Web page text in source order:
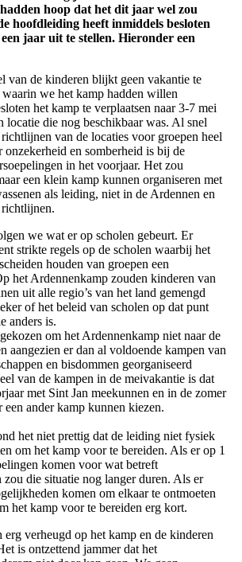
hoop dat het dit jaar wel zou
hoofdleiding heeft inmiddels besloten
jaar uit te stellen. Hieronder een
van de kinderen blijkt geen vakantie te
we het kamp hadden willen
het kamp te verplaatsen naar 3-7 mei
locatie die nog beschikbaar was. Al snel
van de locaties voor groepen heel
onzekerheid en somberheid is bij de
in het voorjaar. Het zou
een klein kamp kunnen organiseren met
als leiding, niet in de Ardennen en
richtlijnen.
we wat er op scholen gebeurt. Er
strikte regels op de scholen waarbij het
houden van groepen een
het Ardennenkamp zouden kinderen van
uit alle regio’s van het land gemengd
of het beleid van scholen op dat punt
anders is.
om het Ardennenkamp niet naar de
aangezien er dan al voldoende kampen van
en bisdommen georganiseerd
van de kampen in de meivakantie is dat
met Sint Jan meekunnen en in de zomer
ander kamp kunnen kiezen.
het niet prettig dat de leiding niet fysiek
om het kamp voor te bereiden. Als er op 1
komen voor wat betreft
zou die situatie nog langer duren. Als er
komen om elkaar te ontmoeten
het kamp voor te bereiden erg kort.
verheugd op het kamp en de kinderen
is ontzettend jammer dat het